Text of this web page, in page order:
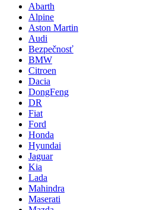
Abarth
Alpine
Aston Martin
Audi
Bezpečnosť
BMW
Citroen
Dacia
DongFeng
DR
Fiat
Ford
Honda
Hyundai
Jaguar
Kia
Lada
Mahindra
Maserati